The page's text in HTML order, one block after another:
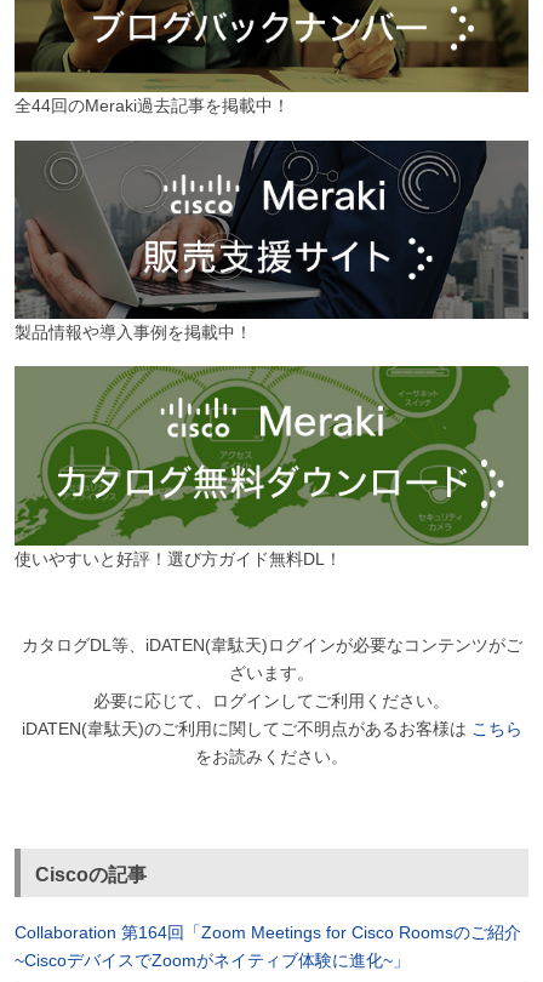
全44回のMeraki過去記事を掲載中！
製品情報や導入事例を掲載中！
使いやすいと好評！選び方ガイド無料DL！
カタログDL等、iDATEN(韋駄天)ログインが必要なコンテンツがご
ざいます。
必要に応じて、ログインしてご利用ください。
iDATEN(韋駄天)のご利用に関してご不明点があるお客様は こちら
をお読みください。
Ciscoの記事
Collaboration 第164回「Zoom Meetings for Cisco Roomsのご紹介
~CiscoデバイスでZoomがネイティブ体験に進化~」